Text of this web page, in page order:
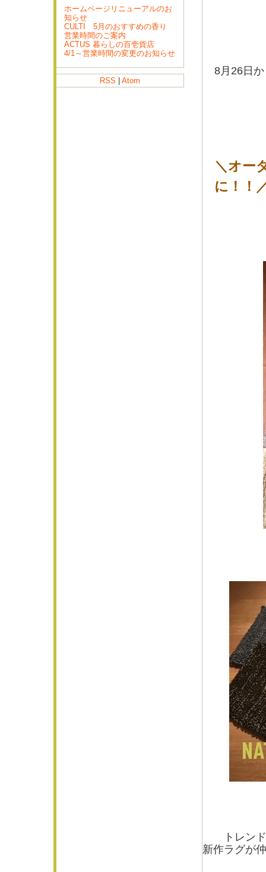
8月26日
＼オー
に！！
トレンド
新作ラグが
ホームページリニューアルのお
知らせ
CULTI 5月のおすすめの香り
営業時間のご案内
ACTUS 暮らしの百壱貨店
4/1～営業時間の変更のお知らせ
RSS Atom